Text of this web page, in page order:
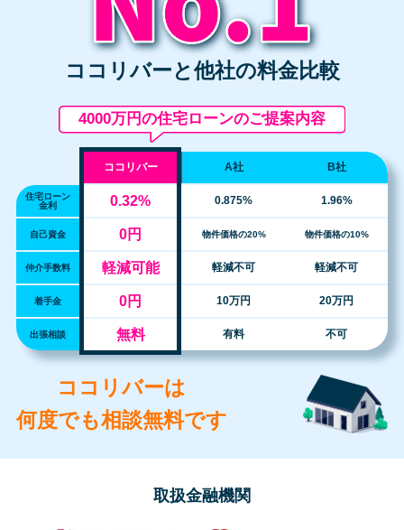
ココリバーと他社の料金比較
4000万円の住宅ローンのご提案内容
ココリバー A社 B社
住宅ローン
金利
0.32% 0.875% 1.96%
自己資金 0円 物件価格の20% 物件価格の10%
仲介手数料 軽減可能 軽減不可 軽減不可
着手金 0円 10万円 20万円
出張相談 無料 有料 不可
ココリバーは
何度でも相談無料です
取扱金融機関